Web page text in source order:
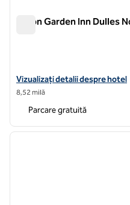
Hilton Garden Inn Dulles
Vizualizați detaliile hotelului
Vizualizați detalii despre hotel
8,52 milă
Parcare gratuită
1 din 12